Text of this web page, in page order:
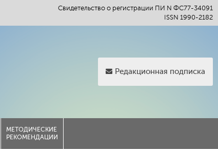
Свидетельство о регистрации ПИ N ФС77-34091
ISSN 1990-2182
Редакционная подписка
МЕТОДИЧЕСКИЕ
РЕКОМЕНДАЦИИ